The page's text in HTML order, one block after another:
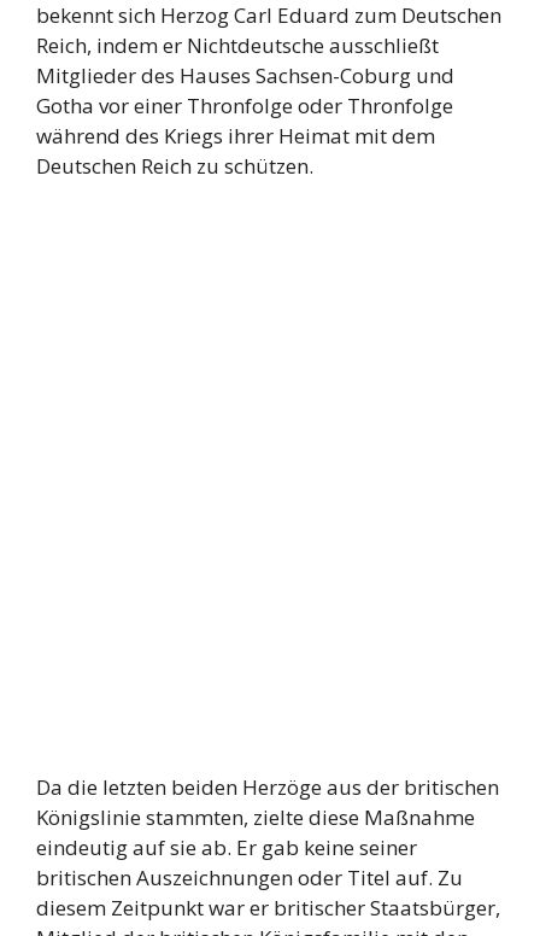
bekennt sich Herzog Carl Eduard zum Deutschen
Reich, indem er Nichtdeutsche ausschließt
Mitglieder des Hauses Sachsen-Coburg und
Gotha vor einer Thronfolge oder Thronfolge
während des Kriegs ihrer Heimat mit dem
Deutschen Reich zu schützen.
Da die letzten beiden Herzöge aus der britischen
Königslinie stammten, zielte diese Maßnahme
eindeutig auf sie ab. Er gab keine seiner
britischen Auszeichnungen oder Titel auf. Zu
diesem Zeitpunkt war er britischer Staatsbürger,